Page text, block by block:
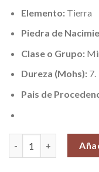
Elemento:Tierra
Piedra de
Clase o Grupo:
Dureza (Mohs):7.
Pais de